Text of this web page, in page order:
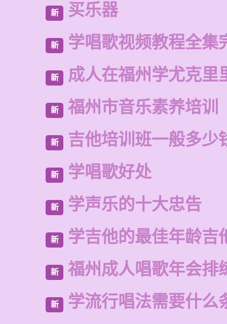
新 买乐器
新 学唱歌视频教程全集
新 成人在福州学尤克里
新 福州市音乐素养培训
新 吉他培训班一般多少
新 学唱歌好处
新 学声乐的十大忠告
新 学吉他的最佳年龄吉
新 福州成人唱歌年会排
新 学流行唱法需要什么